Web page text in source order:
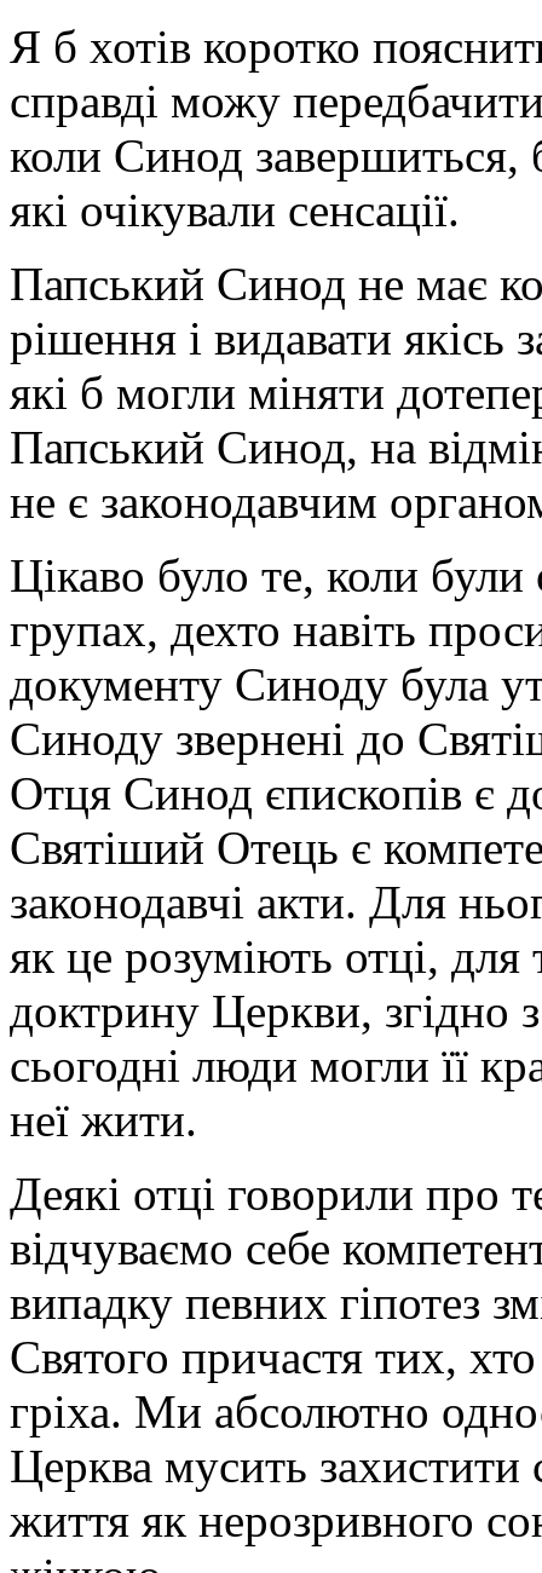
Я б хотів коротко
справді можу
коли Синод завершиться,
які очікували сенсації.
Папський Синод не має
рішення і видавати
які б могли міняти
Папський Синод, на
не є законодавчим
Цікаво було те, коли
групах, дехто навіть
документу Синоду була
Синоду звернені до
Отця Синод єпископів є
Святіший Отець є
законодавчі акти. Для
як це розуміють отці,
доктрину Церкви, згідно
сьогодні люди могли її
неї жити.
Деякі отці говорили про
відчуваємо себе
випадку певних гіпотез
Святого причастя тих,
гріха. Ми абсолютно
Церква мусить захистити
життя як нерозривного